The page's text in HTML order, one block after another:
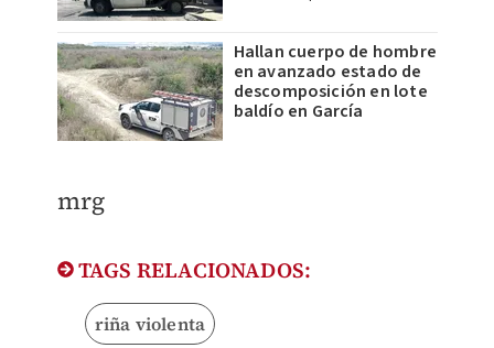
Hallan cuerpo de hombre
en avanzado estado de
descomposición en lote
baldío en García
mrg
TAGS RELACIONADOS:
riña violenta